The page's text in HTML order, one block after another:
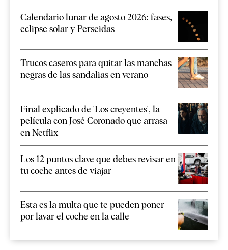
Calendario lunar de agosto 2026: fases,
eclipse solar y Perseidas
Trucos caseros para quitar las manchas
negras de las sandalias en verano
Final explicado de 'Los creyentes', la
película con José Coronado que arrasa
en Netflix
Los 12 puntos clave que debes revisar en
tu coche antes de viajar
Esta es la multa que te pueden poner
por lavar el coche en la calle